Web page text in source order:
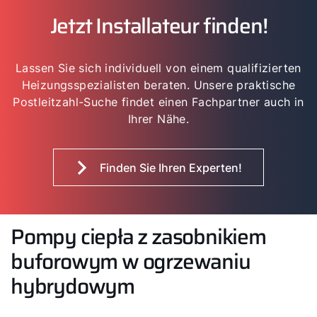
Jetzt Installateur finden!
Lassen Sie sich individuell von einem qualifizierten
Heizungsspezialisten beraten. Unsere praktische
Postleitzahl-Suche findet einen Fachpartner auch in
Ihrer Nähe.
Finden Sie Ihren Experten!
Pompy ciepła z zasobnikiem
buforowym w ogrzewaniu
hybrydowym